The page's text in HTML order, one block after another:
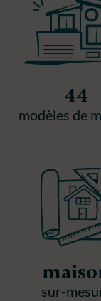
44
modèles de
sur-